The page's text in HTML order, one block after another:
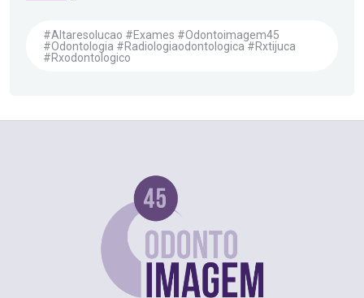
#altaresolucao #exames #odontoimagem45
#odontologia #radiologiaodontologica #rxtijuca
#rxodontologico